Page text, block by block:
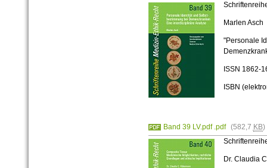
Marlen Asch
"Personale
ISSN 1862-
ISBN
Band 39 LV.pdf .pdf (582,7 KB)
Dr. Claudia